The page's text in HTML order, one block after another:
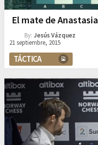
El mate de Anastasia
By: Jesús Vázquez
21 septiembre, 2015
TÁCTICA